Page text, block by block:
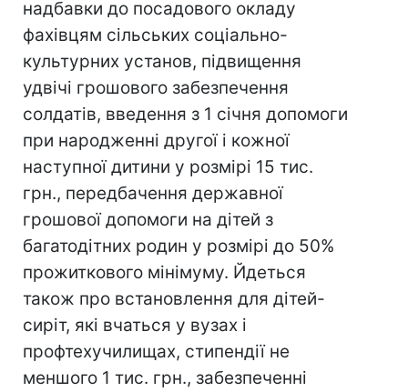
надбавки до посадового окладу
фахівцям сільських соціально-
культурних установ, підвищення
удвічі грошового забезпечення
солдатів, введення з 1 січня допомоги
при народженні другої і кожної
наступної дитини у розмірі 15 тис.
грн., передбачення державної
грошової допомоги на дітей з
багатодітних родин у розмірі до 50%
прожиткового мінімуму. Йдеться
також про встановлення для дітей-
сиріт, які вчаться у вузах і
профтехучилищах, стипендії не
меншого 1 тис. грн., забезпеченні